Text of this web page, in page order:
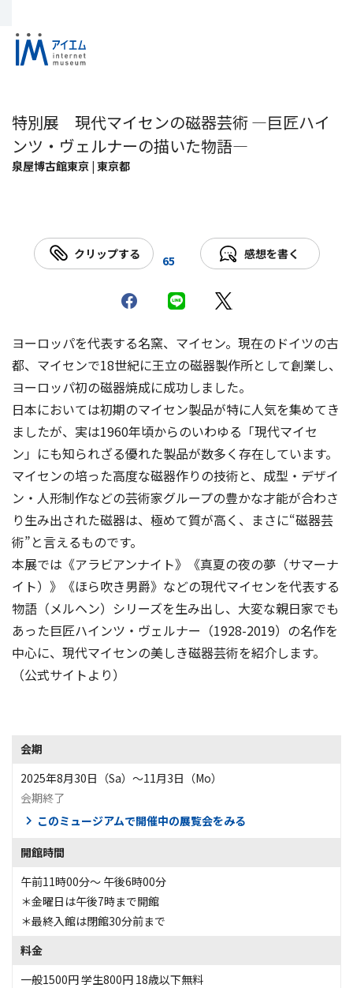
特別展 現代マイセンの磁器芸術 —巨匠ハイ
ンツ・ヴェルナーの描いた物語―
泉屋博古館東京 | 東京都
クリップする 65 感想を書く
ヨーロッパを代表する名窯、マイセン。現在のドイツの古
都、マイセンで18世紀に王立の磁器製作所として創業し、
ヨーロッパ初の磁器焼成に成功しました。
日本においては初期のマイセン製品が特に人気を集めてき
ましたが、実は1960年頃からのいわゆる「現代マイセ
ン」にも知られざる優れた製品が数多く存在しています。
マイセンの培った高度な磁器作りの技術と、成型・デザイ
ン・人形制作などの芸術家グループの豊かな才能が合わさ
り生み出された磁器は、極めて質が高く、まさに“磁器芸
術”と言えるものです。
本展では《アラビアンナイト》《真夏の夜の夢（サマーナ
イト）》《ほら吹き男爵》などの現代マイセンを代表する
物語（メルヘン）シリーズを生み出し、大変な親日家でも
あった巨匠ハインツ・ヴェルナー（1928-2019）の名作を
中心に、現代マイセンの美しき磁器芸術を紹介します。
（公式サイトより）
会期
2025年8月30日（Sa）〜11月3日（Mo）
会期終了
このミュージアムで開催中の展覧会をみる
開館時間
午前11時00分～ 午後6時00分
＊金曜日は午後7時まで開館
＊最終入館は閉館30分前まで
料金
一般1500円 学生800円 18歳以下無料